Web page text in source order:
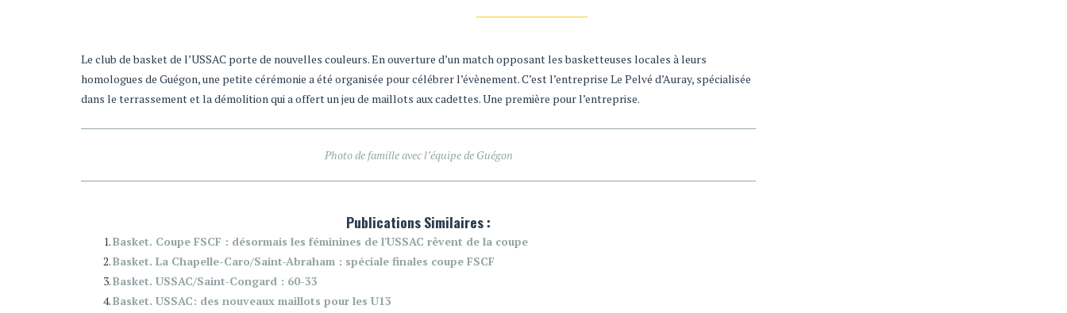
Le club de basket de l’USSAC porte de nouvelles couleurs. En ouverture d’un match opposant les basketteuses locales à leurs
homologues de Guégon, une petite cérémonie a été organisée pour célébrer l’évènement. C’est l’entreprise Le Pelvé d’Auray, spécialisée
dans le terrassement et la démolition qui a offert un jeu de maillots aux cadettes. Une première pour l’entreprise.
Photo de famille avec l’équipe de Guégon
Publications Similaires :
Basket. Coupe FSCF : désormais les féminines de l'USSAC rêvent de la coupe
Basket. La Chapelle-Caro/Saint-Abraham : spéciale finales coupe FSCF
Basket. USSAC/Saint-Congard : 60-33
Basket. USSAC: des nouveaux maillots pour les U13